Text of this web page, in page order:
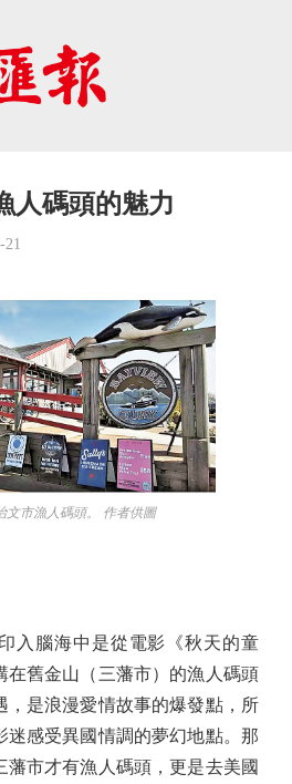
人碼頭的魅力
文市漁人碼頭。 作者供圖
腦海中是從電影《秋天的童
在舊金山（三藩市）的漁人碼頭
，是浪漫愛情故事的爆發點，所
迷感受異國情調的夢幻地點。那
藩市才有漁人碼頭，更是去美國